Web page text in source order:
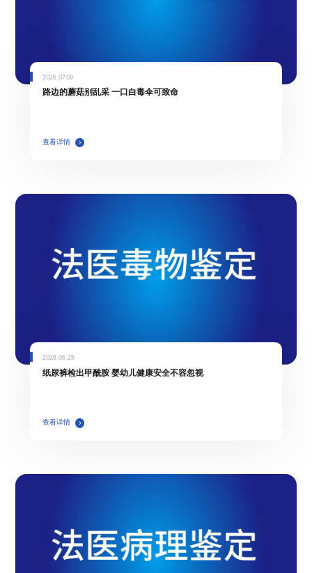
2026.07.09
路边的蘑菇别乱采 一口白毒伞可致命
查看详情
2026.06.25
纸尿裤检出甲酰胺 婴幼儿健康安全不容忽视
查看详情